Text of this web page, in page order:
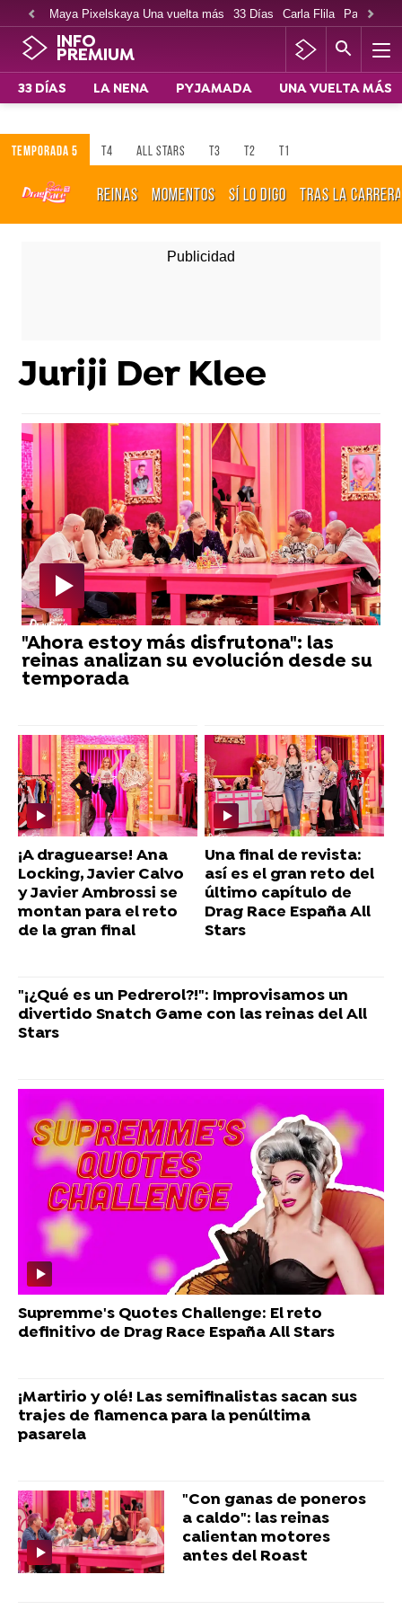
Maya Pixelskaya Una vuelta más 33 Días Carla Flila Paco
INFO
PREMIUM
33 DÍAS LA NENA PYJAMADA UNA VUELTA MÁS
TEMPORADA 5 T4 ALL STARS T3 T2 T1
REINAS MOMENTOS SÍ LO DIGO TRAS LA CARRERA
Juriji Der Klee
"Ahora estoy más disfrutona": las
reinas analizan su evolución desde su
temporada
¡A draguearse! Ana
Locking, Javier Calvo
y Javier Ambrossi se
montan para el reto
de la gran final
Una final de revista:
así es el gran reto del
último capítulo de
Drag Race España All
Stars
"¡¿Qué es un Pedrerol?!": Improvisamos un
divertido Snatch Game con las reinas del All
Stars
Supremme's Quotes Challenge: El reto
definitivo de Drag Race España All Stars
¡Martirio y olé! Las semifinalistas sacan sus
trajes de flamenca para la penúltima
pasarela
"Con ganas de poneros
a caldo": las reinas
calientan motores
antes del Roast